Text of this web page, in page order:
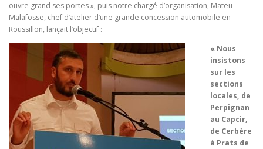
ouvre grand ses portes », puis notre chargé d’organisation, Mateu
Malafosse, chef d’atelier d’une grande concession automobile en
Roussillon, lançait l’objectif :
« Nous
insistons
sur les
sections
locales, de
Perpignan
au Capcir,
de Cerbère
à Prats de